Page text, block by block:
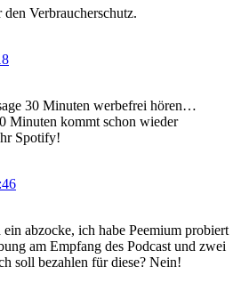
Verbraucherschutz.
30 Minuten werbefrei hören…
Minuten kommt schon wieder
Spotify!
abzocke, ich habe Peemium probiert
am Empfang des Podcast und zwei
soll bezahlen für diese? Nein!